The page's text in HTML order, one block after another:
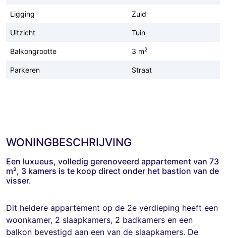
Ligging Zuid
Uitzicht Tuin
Balkongrootte 3 m2
Parkeren Straat
WONINGBESCHRIJVING
Een luxueus, volledig gerenoveerd appartement van 73
m², 3 kamers is te koop direct onder het bastion van de
visser.
Dit heldere appartement op de 2e verdieping heeft een
woonkamer, 2 slaapkamers, 2 badkamers en een
balkon bevestigd aan een van de slaapkamers. De